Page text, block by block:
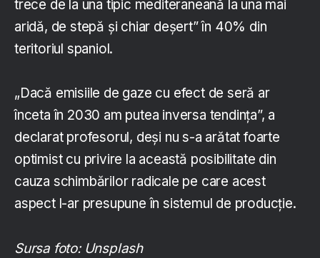
trece de la una tipic mediteraneană la una mai
aridă, de stepă şi chiar deşert” în 40% din
teritoriul spaniol.
„Dacă emisiile de gaze cu efect de seră ar
înceta în 2030 am putea inversa tendinţa”, a
declarat profesorul, deşi nu s-a arătat foarte
optimist cu privire la această posibilitate din
cauza schimbărilor radicale pe care acest
aspect l-ar presupune în sistemul de producţie.
Sursa foto: Unsplash